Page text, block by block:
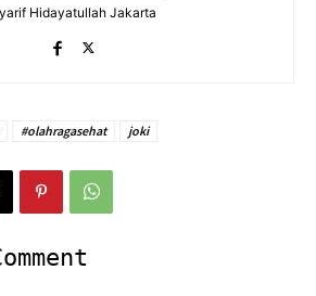
Hidayatullah Jakarta
#olahragasehat joki